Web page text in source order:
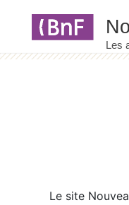
Le site